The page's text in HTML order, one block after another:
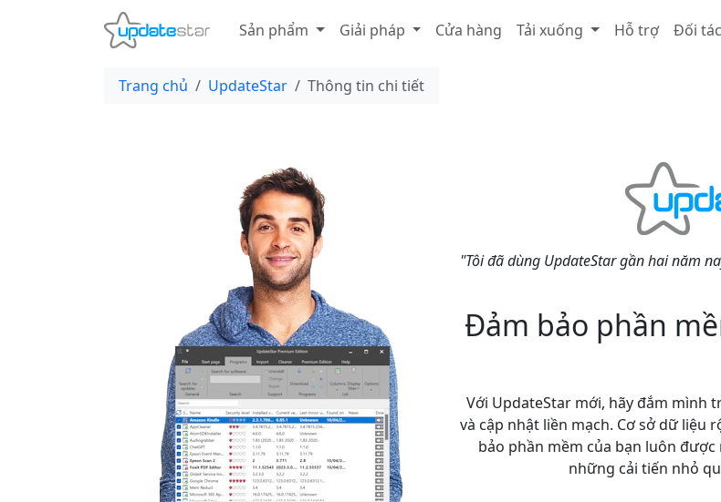
Sản phẩm Giải pháp Cửa hàng Tải xuống Hỗ trợ Đối tác
Trang chủ UpdateStar Thông tin chi tiết
"Tôi đã dùng UpdateStar gần hai năm
Đảm bảo phần
Với UpdateStar mới, hãy đắm mình
và cập nhật liền mạch. Cơ sở dữ liệu
bảo phần mềm của bạn luôn
những cải tiến nhỏ